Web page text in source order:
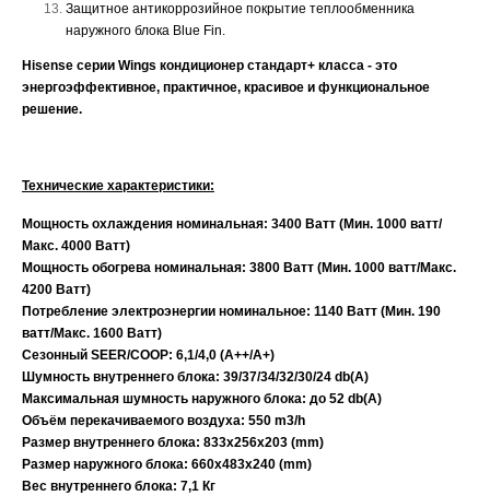
Защитное антикоррозийное покрытие теплообменника
наружного блока Blue Fin.
Hisense серии Wings кондиционер стандарт+ класса - это
энергоэффективное, практичное, красивое и функциональное
решение.
Технические характеристики:
Мощность охлаждения номинальная: 3400 Ватт (Мин. 1000 ватт/
Макс. 4000 Ватт)
Мощность обогрева номинальная: 3800 Ватт (Мин. 1000 ватт/Макс.
4200 Ватт)
Потребление электроэнергии номинальное: 1140 Ватт (Мин. 190
ватт/Макс. 1600 Ватт)
Сезонный SEER/COOP: 6,1/4,0 (A++/A+)
Шумность внутреннего блока: 39/37/34/32/30/24 db(A)
Максимальная шумность наружного блока: до 52 db(A)
Объём перекачиваемого воздуха: 550 m3/h
Размер внутреннего блока: 833x256x203 (mm)
Размер наружного блока: 660х483x240 (mm)
Вес внутреннего блока: 7,1 Кг